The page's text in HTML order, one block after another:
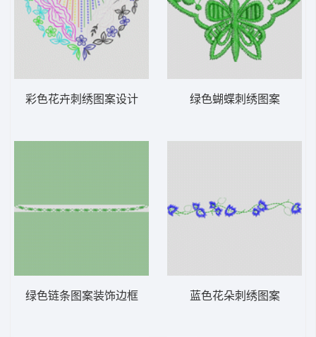
彩色花卉刺绣图案设计
绿色链条图案装饰边框
绿色蝴蝶刺绣图案
蓝色花朵刺绣图案